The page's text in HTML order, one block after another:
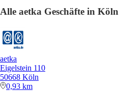
Alle aetka Geschäfte in Köln
aetka
Eigelstein 110
50668 Köln
0,93 km